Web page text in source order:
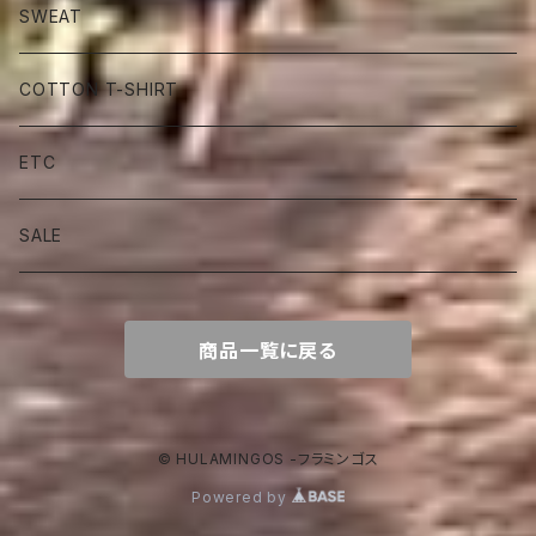
SWEAT
COTTON T-SHIRT
ETC
SALE
商品一覧に戻る
© HULAMINGOS -フラミンゴス
Powered by